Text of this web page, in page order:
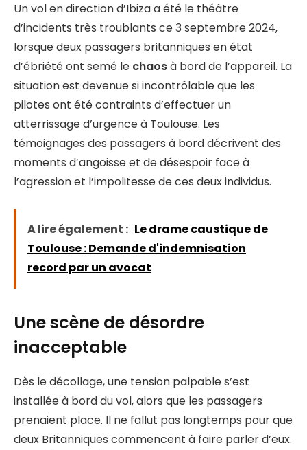
Un vol en direction d’Ibiza a été le théâtre
d’incidents très troublants ce 3 septembre 2024,
lorsque deux passagers britanniques en état
d’ébriété ont semé le chaosà bord de l’appareil. La
situation est devenue si incontrôlable que les
pilotes ont été contraints d’effectuer un
atterrissage d’urgence à Toulouse. Les
témoignages des passagers à bord décrivent des
moments d’angoisse et de désespoir face à
l’agression et l’impolitesse de ces deux individus.
A lire également : Le drame caustique de
Toulouse : Demande d'indemnisation
record par un avocat
Une scène de désordre
inacceptable
Dès le décollage, une tension palpable s’est
installée à bord du vol, alors que les passagers
prenaient place. Il ne fallut pas longtemps pour que
deux Britanniques commencent à faire parler d’eux.